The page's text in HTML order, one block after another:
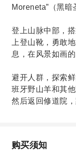
Moreneta”（黑暗
登上山脉中部，
上登山靴，勇敢
息，在风景如画
避开人群，探索
班牙野山羊和其
然后返回修道院
购买须知